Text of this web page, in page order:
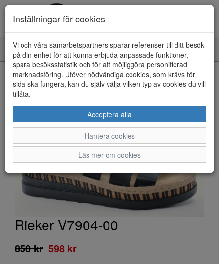
Toggle
navigation
HEM
Rieker V7904-00
850 kr 598 kr
Inställningar för cookies
Vi och våra samarbetspartners sparar referenser till ditt besök
på din enhet för att kunna erbjuda anpassade funktioner,
spara besöksstatistik och för att möjliggöra personifierad
marknadsföring. Utöver nödvändiga cookies, som krävs för
sida ska fungera, kan du själv välja vilken typ av cookies du vill
tillåta.
Acceptera alla
Hantera cookies
Läs mer om cookies